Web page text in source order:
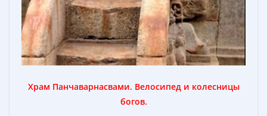
Храм Панчаварнасвами. Велосипед и колесницы
богов.